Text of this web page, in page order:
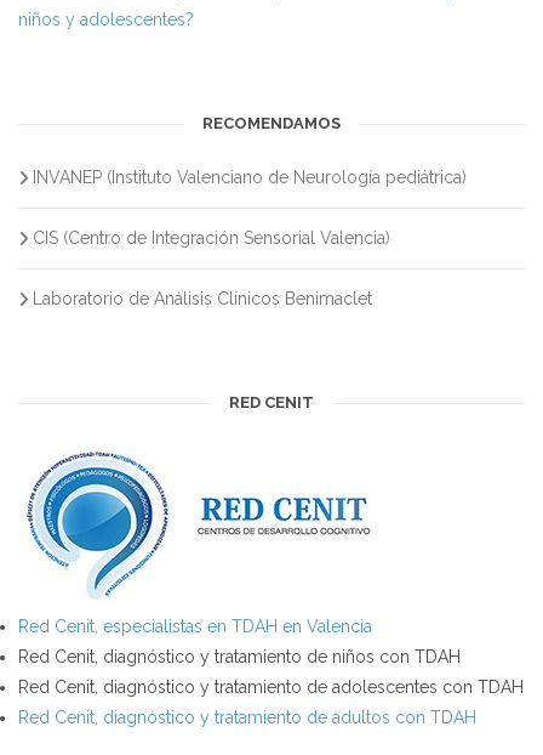
niños y adolescentes?
RECOMENDAMOS
INVANEP (Instituto Valenciano de Neurología pediátrica)
CIS (Centro de Integración Sensorial Valencia)
Laboratorio de Análisis Clínicos Benimaclet
RED CENIT
Red Cenit, especialistas en TDAH en Valencia
Red Cenit, diagnóstico y tratamiento de niños con TDAH
Red Cenit, diagnóstico y tratamiento de adolescentes con TDAH
Red Cenit, diagnóstico y tratamiento de adultos con TDAH